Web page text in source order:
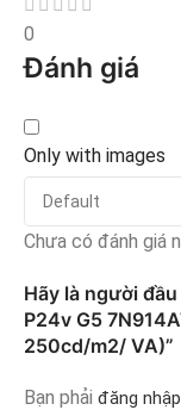
0
Đánh giá
Only with images
Chưa có đánh giá
Hãy là người
P24v G5
250cd/m2/ VA)”
Bạn phải đăng nhập